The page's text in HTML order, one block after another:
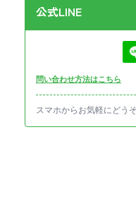
公式LINE
問い合わせ方法はこちら
スマホからお気軽にどう